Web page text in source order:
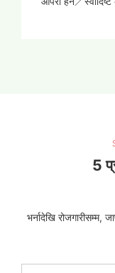
5
भर्नादेखि रोजगारीसम्म,